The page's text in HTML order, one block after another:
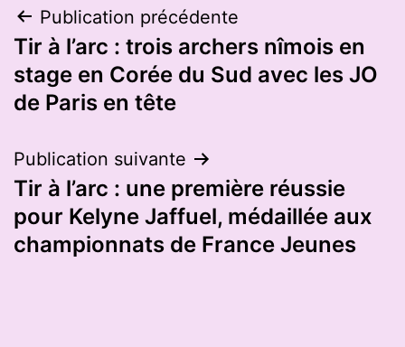
Navigation
de
l’article
Publication précédente
Tir à l’arc : trois archers nîmois en
stage en Corée du Sud avec les JO
de Paris en tête
Publication suivante
Tir à l’arc : une première réussie
pour Kelyne Jaffuel, médaillée aux
championnats de France Jeunes